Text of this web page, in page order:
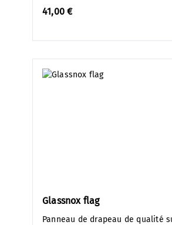
41,00 €
Glassnox flag
Panneau de drapeau de qualité